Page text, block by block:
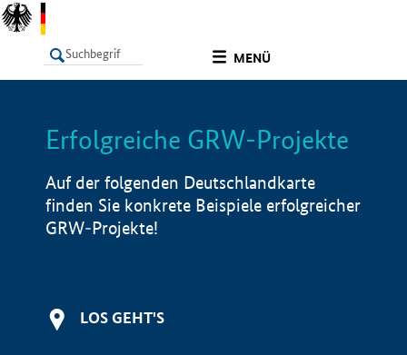
MENÜ
LISTE Info
Erfolgreiche GRW-Projekte
Auf der folgenden Deutschlandkarte
finden Sie konkrete Beispiele erfolgreicher
GRW-Projekte!
LOS GEHT'S